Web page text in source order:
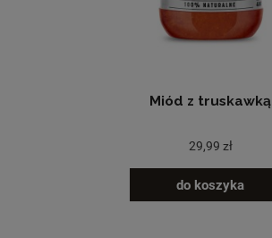
Miód z truskawką
29,99 zł
do koszyka